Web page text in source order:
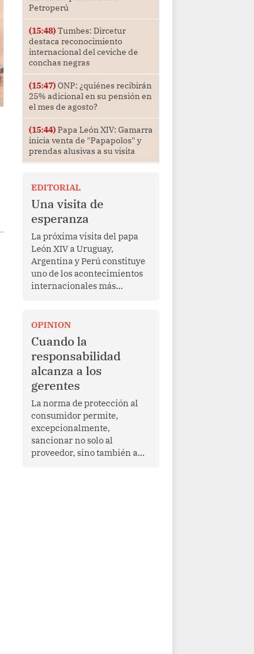
Petroperú
(15:48)Tumbes: Dircetur
destaca reconocimiento
internacional del ceviche de
conchas negras
(15:47)ONP: ¿quiénes recibirán
25% adicional en su pensión en
el mes de agosto?
(15:44)Papa León XIV: Gamarra
inicia venta de "Papapolos" y
prendas alusivas a su visita
EDITORIAL
Una visita de
esperanza
La próxima visita del papa
León XIV a Uruguay,
Argentina y Perú constituye
uno de los acontecimientos
internacionales más
Más allá de su dimensión
religiosa, esta gira
representa una oportunidad
para reafirmar el valor del
diálogo, fortalecer los
vínculos entre los pueblos y
proyectar una imagen de
cooperación en una región
que enfrenta desafíos en
materia de desarrollo,
cohesión social y
gobernabilidad.
OPINION
Cuando la
responsabilidad
alcanza a los
gerentes
La norma de protección al
consumidor permite,
excepcionalmente,
sancionar no solo al
proveedor, sino también a